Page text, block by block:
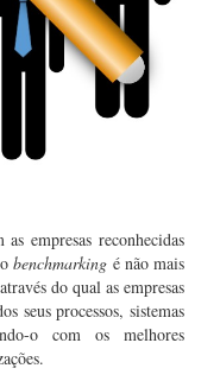
empresas reconhecidas
obenchmarking é não mais
do qual as empresas
seus processos, sistemas
o com os melhores